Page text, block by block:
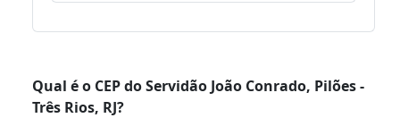
Qual é o CEP do Servidão João Conrado, Pilões -
Três Rios, RJ?